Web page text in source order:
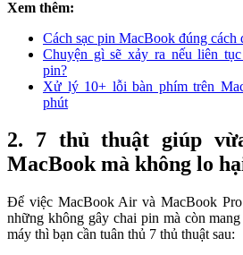
Xem thêm:
Cách sạc pin MacBook đúng cách
Chuyện gì sẽ xảy ra nếu liên
pin?
Xử lý 10+ lỗi bàn phím trên
phút
2. 7 thủ thuật giúp
MacBook mà không lo
Để việc MacBook Air và MacBook
những không gây chai pin mà còn
máy thì bạn cần tuân thủ 7 thủ thuật sau: